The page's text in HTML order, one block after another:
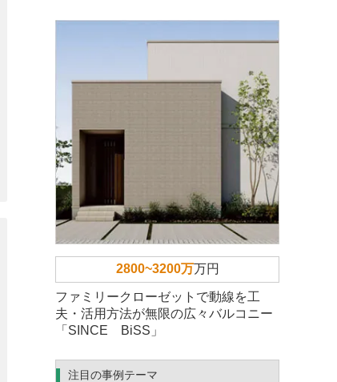
2800~3200万万円
ファミリークローゼットで動線を工
夫・活用方法が無限の広々バルコニー
「SINCE BiSS」
注目の事例テーマ